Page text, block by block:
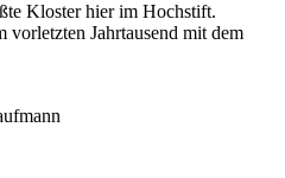
Kloster hier im Hochstift.
Jahrtausend mit dem